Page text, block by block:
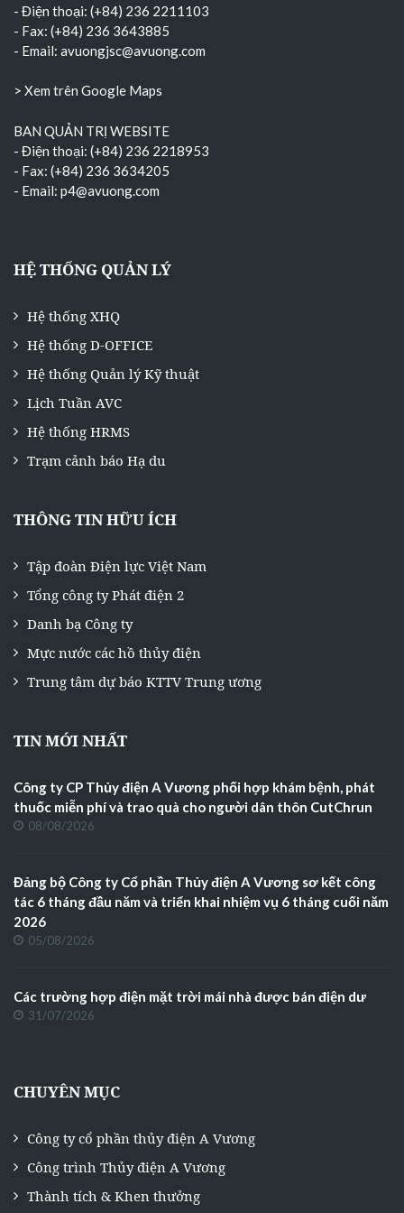
- Điện thoại: (+84) 236 2211103
- Fax: (+84) 236 3643885
- Email: avuongjsc@avuong.com
> Xem trên Google Maps
BAN QUẢN TRỊ WEBSITE
- Điện thoại: (+84) 236 2218953
- Fax: (+84) 236 3634205
- Email: p4@avuong.com
HỆ THỐNG QUẢN LÝ
Hệ thống XHQ
Hệ thống D-OFFICE
Hệ thống Quản lý Kỹ thuật
Lịch Tuần AVC
Hệ thống HRMS
Trạm cảnh báo Hạ du
THÔNG TIN HỮU ÍCH
Tập đoàn Điện lực Việt Nam
Tổng công ty Phát điện 2
Danh bạ Công ty
Mực nước các hồ thủy điện
Trung tâm dự báo KTTV Trung ương
TIN MỚI NHẤT
Công ty CP Thủy điện A Vương phối hợp khám bệnh, phát
thuốc miễn phí và trao quà cho người dân thôn CutChrun
08/08/2026
Đảng bộ Công ty Cổ phần Thủy điện A Vương sơ kết công
tác 6 tháng đầu năm và triển khai nhiệm vụ 6 tháng cuối năm
2026
05/08/2026
Các trường hợp điện mặt trời mái nhà được bán điện dư
31/07/2026
CHUYÊN MỤC
Công ty cổ phần thủy điện A Vương
Công trình Thủy điện A Vương
Thành tích & Khen thưởng